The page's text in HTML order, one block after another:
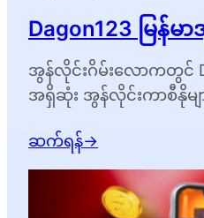
Dagon123 မြန်
အွန်လိုင်းဂိမ်းလောကတွင်
အရှိဆုံး အွန်လိုင်းကာစီနိုမျ
ဆက်ရန်→